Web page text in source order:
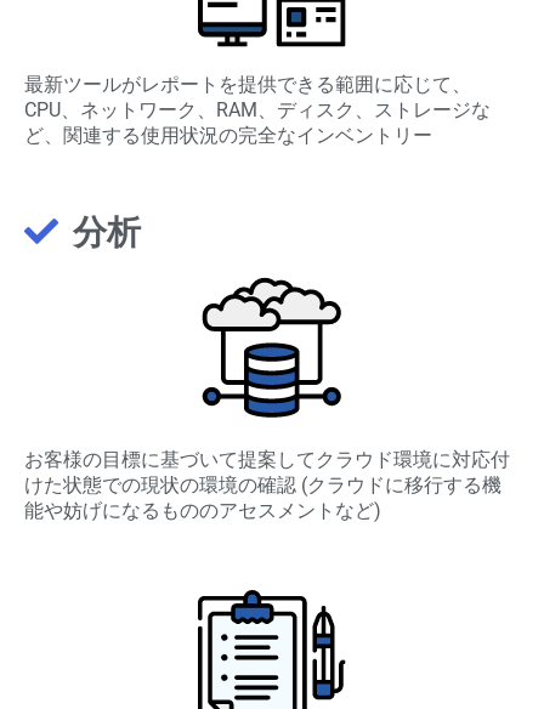
最新ツールがレポートを提供できる範囲に応じて、
CPU、ネットワーク、RAM、ディスク、ストレージな
ど、関連する使用状況の完全なインベントリー
分析
お客様の目標に基づいて提案してクラウド環境に対応付
けた状態での現状の環境の確認 (クラウドに移行する機
能や妨げになるもののアセスメントなど)